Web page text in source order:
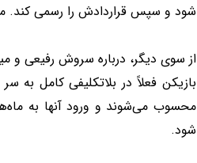
شود و سپس قراردادش را رسمی کند.
محسوب می‌شوند و ورود آنها به
شود.